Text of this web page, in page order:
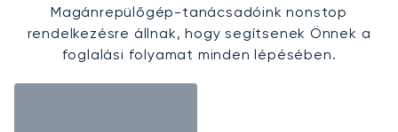
Magánrepülőgép-tanácsadóink nonstop
rendelkezésre állnak, hogy segítsenek Önnek a
foglalási folyamat minden lépésében.